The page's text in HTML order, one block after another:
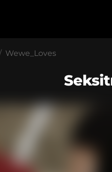
Wewe_Loves